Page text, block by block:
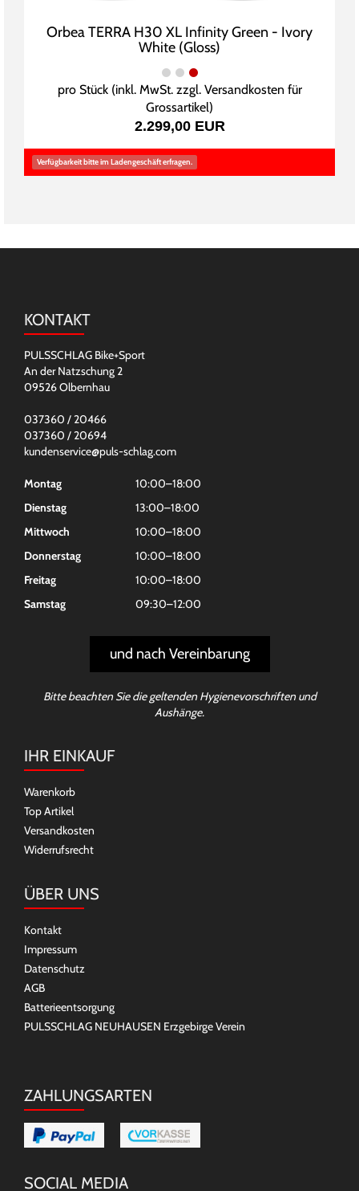
Orbea TERRA H30 XL Infinity Green - Ivory
White (Gloss)
pro Stück (inkl. MwSt. zzgl. Versandkosten für
Grossartikel)
2.299,00 EUR
Verfügbarkeit bitte im Ladengeschäft erfragen.
KONTAKT
PULSSCHLAG Bike+Sport
An der Natzschung 2
09526 Olbernhau
037360 / 20466
037360 / 20694
kundenservice@puls-schlag.com
Montag
10:00–18:00
Dienstag
13:00–18:00
Mittwoch
10:00–18:00
Donnerstag
10:00–18:00
Freitag
10:00–18:00
Samstag
09:30–12:00
und nach Vereinbarung
Bitte beachten Sie die geltenden Hygienevorschriften und
Aushänge.
IHR EINKAUF
Warenkorb
Top Artikel
Versandkosten
Widerrufsrecht
ÜBER UNS
Kontakt
Impressum
Datenschutz
AGB
Batterieentsorgung
PULSSCHLAG NEUHAUSEN Erzgebirge Verein
ZAHLUNGSARTEN
SOCIAL MEDIA